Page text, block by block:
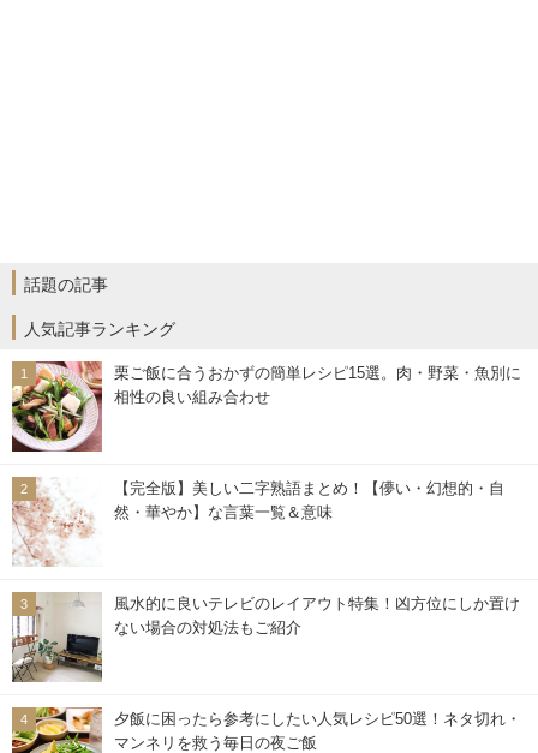
話題の記事
人気記事ランキング
栗ご飯に合うおかずの簡単レシピ15選。肉・野菜・魚別に
相性の良い組み合わせ
【完全版】美しい二字熟語まとめ！【儚い・幻想的・自
然・華やか】な言葉一覧＆意味
風水的に良いテレビのレイアウト特集！凶方位にしか置け
ない場合の対処法もご紹介
夕飯に困ったら参考にしたい人気レシピ50選！ネタ切れ・
マンネリを救う毎日の夜ご飯